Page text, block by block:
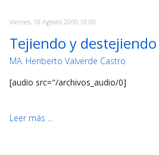
Viernes, 18 Agosto 2000 18:00
Tejiendo y destejiendo
MA. Heriberto Valverde Castro
[audio src="/archivos_audio/0]
Leer más ...